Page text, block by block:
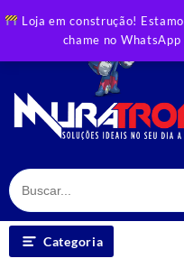
Loja em construção!
chame no
to
Categoria